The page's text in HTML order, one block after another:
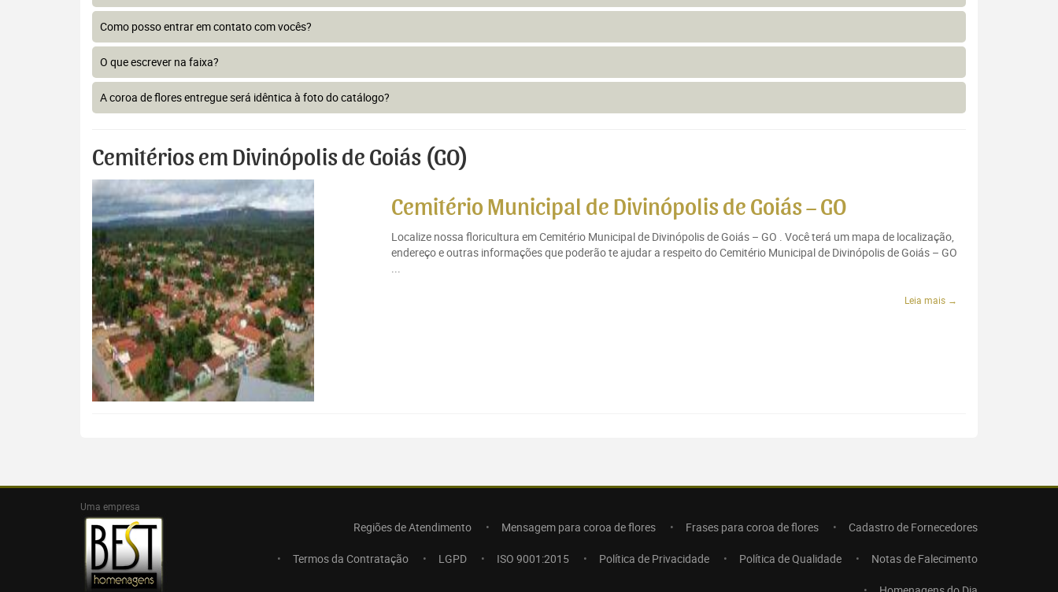
Como posso entrar em contato com vocês?
O que escrever na faixa?
A coroa de flores entregue será idêntica à foto do catálogo?
Cemitérios em Divinópolis de Goiás (GO)
Cemitério Municipal de Divinópolis de Goiás – GO
Localize nossa floricultura em Cemitério Municipal de Divinópolis de Goiás – GO . Você terá um mapa de localização,
endereço e outras informações que poderão te ajudar a respeito do Cemitério Municipal de Divinópolis de Goiás – GO
...
Leia mais →
Uma empresa
Regiões de Atendimento Mensagem para coroa de flores Frases para coroa de flores Cadastro de Fornecedores
Termos da Contratação LGPD ISO 9001:2015 Política de Privacidade Política de Qualidade Notas de Falecimento